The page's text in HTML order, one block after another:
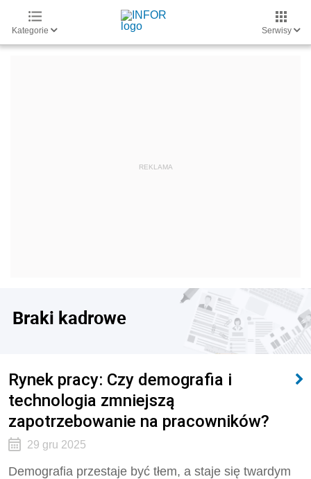
Kategorie Serwisy
Braki kadrowe
Rynek pracy: Czy demografia i
technologia zmniejszą
zapotrzebowanie na pracowników?
29 gru 2025
Demografia przestaje być tłem, a staje się twardym